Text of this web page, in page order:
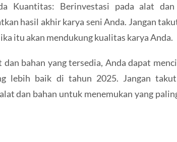
Kuantitas: Berinvestasi pada alat dan
hasil akhir karya seni Anda. Jangan
itu akan mendukung kualitas karya Anda.
bahan yang tersedia, Anda dapat
lebih baik di tahun 2025. Jangan
dan bahan untuk menemukan yang